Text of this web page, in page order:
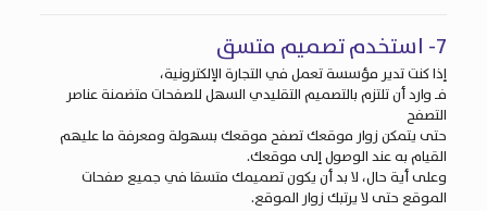
7- استخدم تصميم متسق
إذا كنت تدير مؤسسة تعمل فيالتجارة الإلكترونية،
فـ وارد أن تلتزم بالتصميم التقليدي السهل للصفحات متضمنة عناصر
التصفح
حتى يتمكن زوار موقعك تصفح موقعك بسهولة ومعرفة ما عليهم
القيام به عند الوصول إلى موقعك.
وعلى أية حال، لا بد أن يكون تصميمك متسقا في جميع صفحات
الموقع حتى لا يرتبك زوار الموقع.